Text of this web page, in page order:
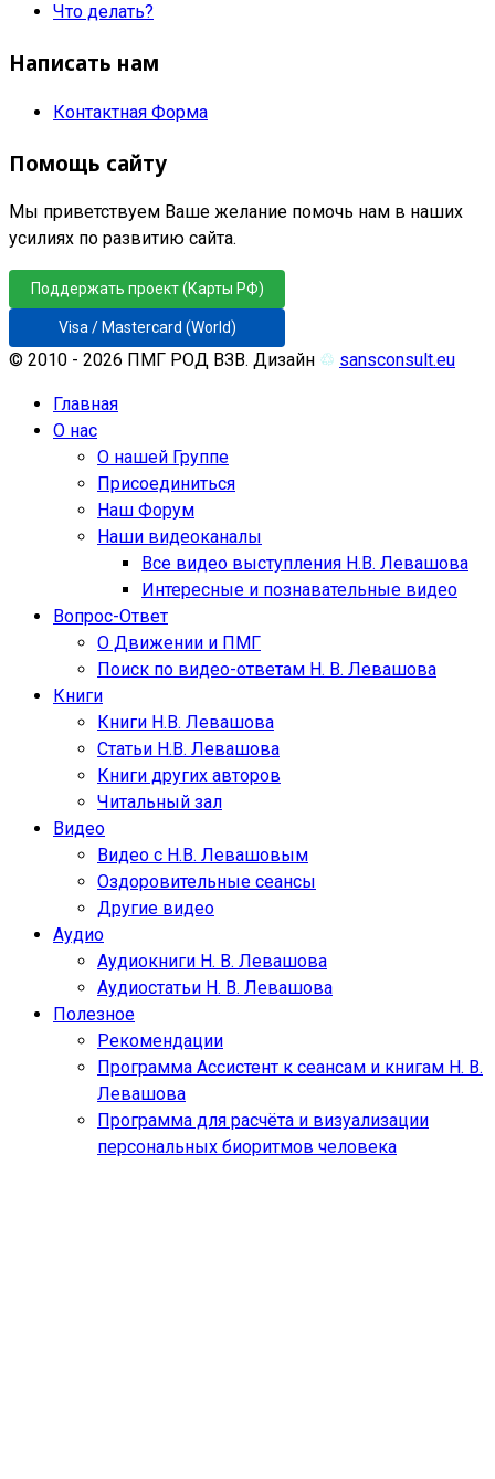
Что делать?
Написать нам
Контактная Форма
Помощь сайту
Мы приветствуем Ваше желание помочь нам в наших
усилиях по развитию сайта.
Поддержать проект (Карты РФ)
Visa / Mastercard (World)
© 2010 - 2026 ПМГ РОД ВЗВ. Дизайн ♲ sansconsult.eu
Главная
О нас
О нашей Группе
Присоединиться
Наш Форум
Наши видеоканалы
Все видео выступления Н.В. Левашова
Интересные и познавательные видео
Вопрос-Ответ
О Движении и ПМГ
Поиск по видео-ответам Н. В. Левашова
Книги
Книги Н.В. Левашова
Статьи Н.В. Левашова
Книги других авторов
Читальный зал
Видео
Видео с Н.В. Левашовым
Оздоровительные сеансы
Другие видео
Аудио
Аудиокниги Н. В. Левашова
Аудиостатьи Н. В. Левашова
Полезное
Рекомендации
Программа Ассистент к сеансам и книгам Н. В.
Левашова
Программа для расчёта и визуализации
персональных биоритмов человека